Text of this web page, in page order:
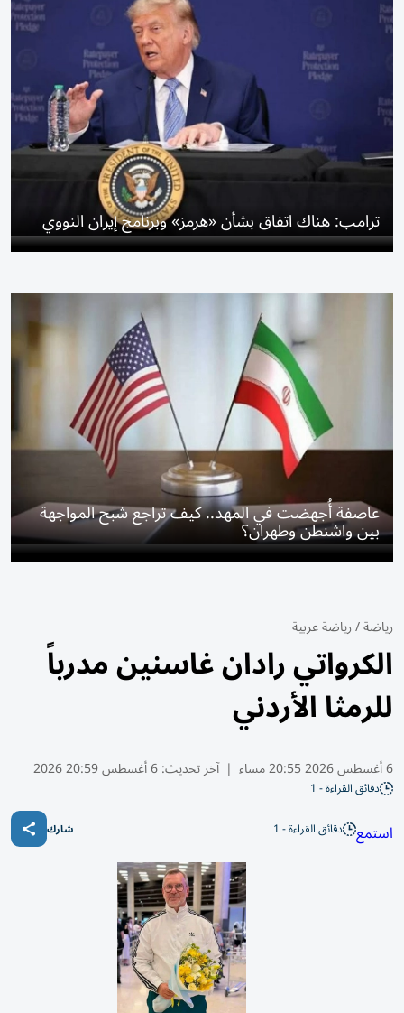
ترامب: هناك اتفاق بشأن «هرمز» وبرنامج إيران النووي
عاصفة أُجهضت في المهد.. كيف تراجع شبح المواجهة
بين واشنطن وطهران؟
رياضة/رياضة عربية
الكرواتي رادان غاسنين مدرباً
للرمثا الأردني
6 أغسطس 2026 20:55 مساء | آخر تحديث:6 أغسطس 20:59 2026
دقائق القراءة - 1
استمع دقائق القراءة - 1 شارك